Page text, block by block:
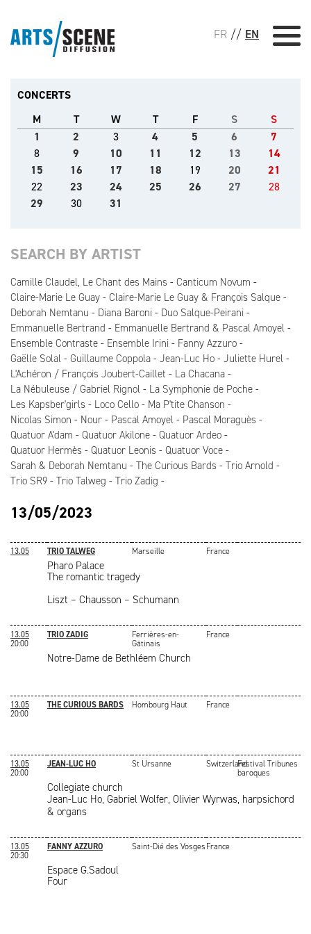
FR // EN
CONCERTS
M
T W T F S
S
1
2 3 4 5 6
7
8
9 10 11 12 13
14
15
16 17 18 19 20
21
22
23 24 25 26 27
28
29
30 31
SEARCH BY ARTIST
Camille Claudel, Le Chant des Mains
Canticum Novum
Claire-Marie Le Guay
Claire-Marie Le Guay & François Salque
Deborah Nemtanu
Diana Baroni
Duo Salque-Peirani
Emmanuelle Bertrand
Emmanuelle Bertrand & Pascal Amoyel
Ensemble Contraste
Ensemble Irini
Fanny Azzuro
Gaëlle Solal
Guillaume Coppola Jean-Luc Ho
Juliette Hurel
L'Achéron / François Joubert-Caillet
La Chacana
La Nébuleuse / Gabriel Rignol
La Symphonie de Poche
Les Kapsber'girls
Loco Cello
Ma P'tite Chanson
Nicolas Simon
Nour Pascal Amoyel
Pascal Moraguès
Quatuor A'dam
Quatuor Akilone
Quatuor Ardeo
Quatuor Hermès
Quatuor Leonis
Quatuor Voce
Sarah & Deborah Nemtanu
The Curious Bards
Trio Arnold
Trio SR9
Trio Talweg Trio Zadig
13/05/2023
13.05 TRIO TALWEG Marseille France
Pharo Palace
The romantic tragedy
Liszt – Chausson – Schumann
13.05
20:00
TRIO ZADIG
Ferrières-en-
Gâtinais
France
Notre-Dame de Bethléem Church
13.05
20:00
THE CURIOUS BARDS Hombourg Haut France
13.05
20:00
JEAN-LUC HO St Ursanne SwitzerlandFestival Tribunes
baroques
Collegiate church
Jean-Luc Ho, Gabriel Wolfer, Olivier Wyrwas, harpsichord
& organs
13.05
20:30
FANNY AZZURO Saint-Dié des VosgesFrance
Espace G.Sadoul
Four